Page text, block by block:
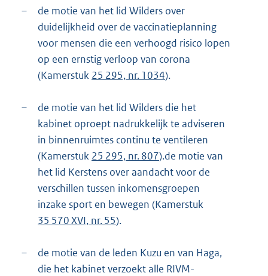
–
de motie van het lid Wilders over
duidelijkheid over de vaccinatieplanning
voor mensen die een verhoogd risico lopen
op een ernstig verloop van corona
(Kamerstuk 25 295, nr. 1034).
–
de motie van het lid Wilders die het
kabinet oproept nadrukkelijk te adviseren
in binnenruimtes continu te ventileren
(Kamerstuk 25 295, nr. 807).de motie van
het lid Kerstens over aandacht voor de
verschillen tussen inkomensgroepen
inzake sport en bewegen (Kamerstuk
35 570 XVI, nr. 55).
–
de motie van de leden Kuzu en van Haga,
die het kabinet verzoekt alle RIVM-